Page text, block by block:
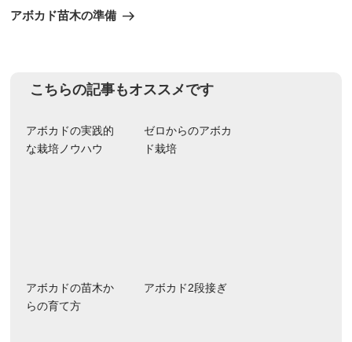
ゲ
の
アボカド苗木の準備
こちらの記事もオススメです
アボカドの実践的
な栽培ノウハウ
ゼロからのアボカ
ド栽培
アボカドの苗木か
らの育て方
アボカド2段接ぎ